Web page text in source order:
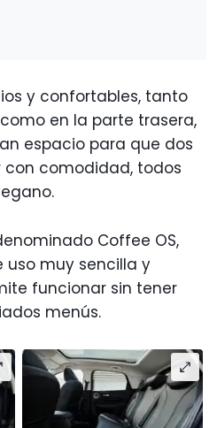
y confortables, tanto
en la parte trasera,
espacio para que dos
comodidad, todos
Coffee OS,
muy sencilla y
funcionar sin tener
menús.